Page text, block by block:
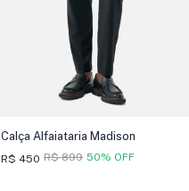
Calça Alfaiataria Madison
R$ 450 50% OFF
R$ 899